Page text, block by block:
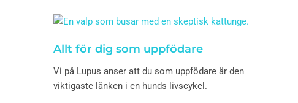
Allt för dig som uppfödare
Vi på Lupus anser att du som uppfödare är den
viktigaste länken i en hunds livscykel.